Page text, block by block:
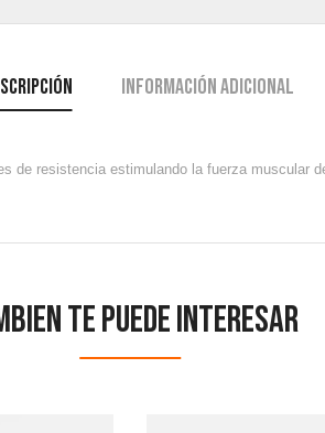
Información adicional
resistencia estimulando la fuerza muscular
te puede interesar